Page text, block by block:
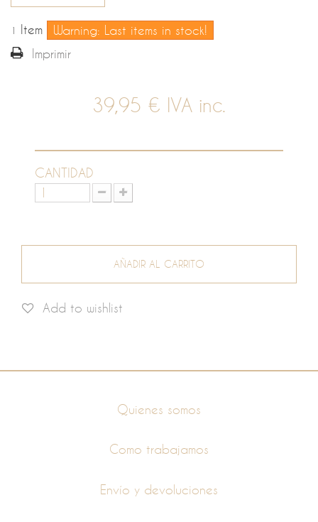
1 Item
Warning: Last items in stock!
Imprimir
39,95 € IVA inc.
CANTIDAD
AÑADIR AL CARRITO
Add to wishlist
Quienes somos
Como trabajamos
Envío y devoluciones